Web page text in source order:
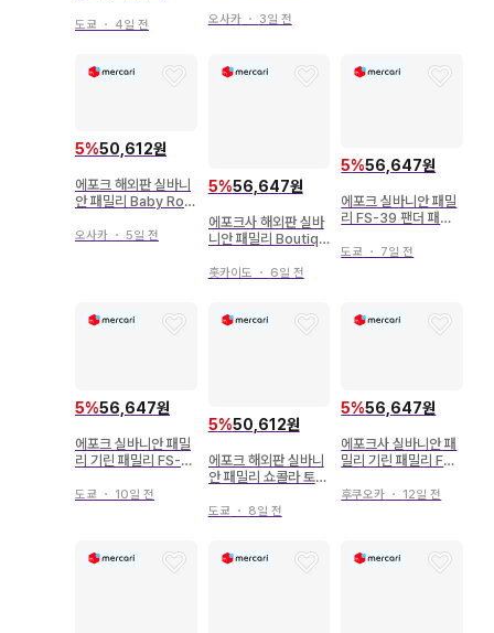
도쿄 ・ 4일 전
사슴 아기와 튤립 지팡
오사카・ 3일 전
5%50,612원
에포크 해외판 실바니
안 패밀리 Baby Roo
오사카 ・ 5일 전
5%56,647원
에포크사 해외판 실바
니안 패밀리 Boutiqu
홋카이도 ・ 6일 전
5%56,647원
에포크 실바니안 패밀
리 FS-39 팬더 패밀
도쿄 ・ 7일 전
5%56,647원
에포크 실바니안 패밀
리 기린 패밀리 FS-4
도쿄 ・ 10일 전
5%50,612원
에포크 해외판 실바니
안 패밀리 쇼콜라 토끼
도쿄 ・ 8일 전
5%56,647원
에포크사 실바니안 패
밀리 기린 패밀리 FS-
후쿠오카 ・ 12일 전